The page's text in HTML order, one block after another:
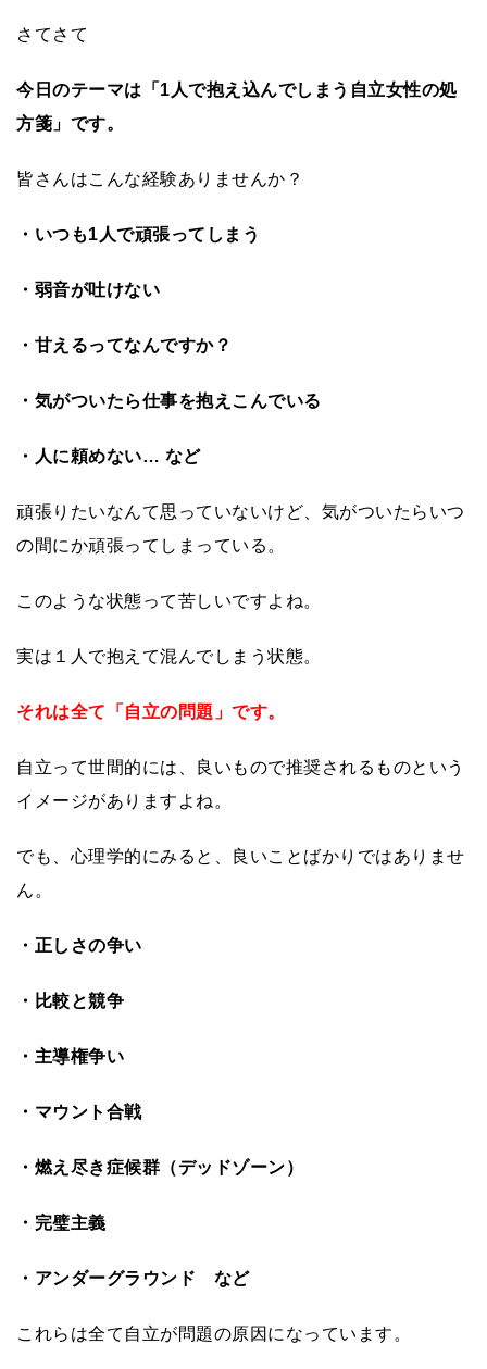
さてさて
今日のテーマは「1人で抱え込んでしまう自立女性の処
方箋」です。
皆さんはこんな経験ありませんか？
・いつも1人で頑張ってしまう
・弱音が吐けない
・甘えるってなんですか？
・気がついたら仕事を抱えこんでいる
・人に頼めない… など
頑張りたいなんて思っていないけど、気がついたらいつ
の間にか頑張ってしまっている。
このような状態って苦しいですよね。
実は１人で抱えて混んでしまう状態。
それは全て「自立の問題」です。
自立って世間的には、良いもので推奨されるものという
イメージがありますよね。
でも、心理学的にみると、良いことばかりではありませ
ん。
・正しさの争い
・比較と競争
・主導権争い
・マウント合戦
・燃え尽き症候群（デッドゾーン）
・完璧主義
・アンダーグラウンド など
これらは全て自立が問題の原因になっています。